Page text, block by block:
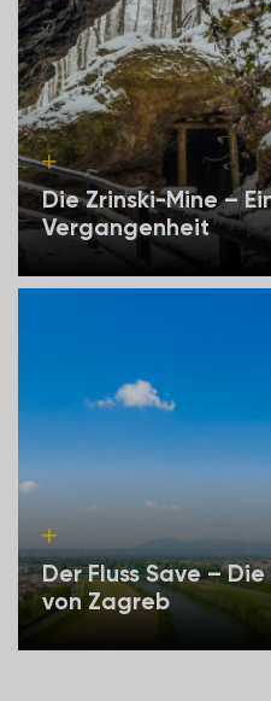
Die Zrinski-Mine –
Vergangenheit
Der Fluss Save –
von Zagreb